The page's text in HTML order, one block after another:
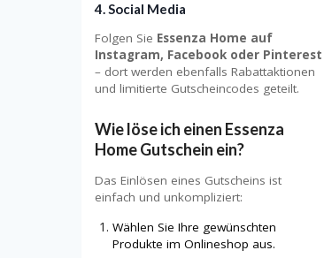
4. Social Media
Folgen Sie Essenza Home auf
Instagram, Facebook oder Pinterest
– dort werden ebenfalls Rabattaktionen
und limitierte Gutscheincodes geteilt.
Wie löse ich einen Essenza
Home Gutschein ein?
Das Einlösen eines Gutscheins ist
einfach und unkompliziert:
Wählen Sie Ihre gewünschten
Produkte im Onlineshop aus.